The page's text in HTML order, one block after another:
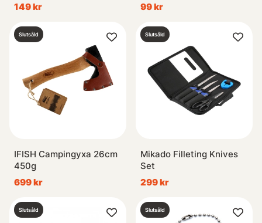
149 kr
99 kr
Slutsåld
IFISH Campingyxa 26cm
450g
699 kr
Slutsåld
Mikado Filleting Knives
Set
299 kr
Slutsåld Slutsåld